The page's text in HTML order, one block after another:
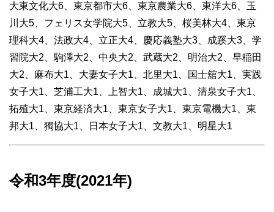
大東文化大6、東京都市大6、東京農業大6、東洋大6、玉
川大5、フェリス女学院大5、立教大5、桜美林大4、東京
理科大4、法政大4、立正大4、慶応義塾大3、成蹊大3、学
習院大2、駒澤大2、中央大2、武蔵大2、明治大2、早稲田
大2、麻布大1、大妻女子大1、北里大1、国士舘大1、実践
女子大1、芝浦工大1、上智大1、成城大1、清泉女子大1、
拓殖大1、東京経済大1、東京女子大1、東京電機大1、東
邦大1、獨協大1、日本女子大1、文教大1、明星大1
令和3年度(2021年)